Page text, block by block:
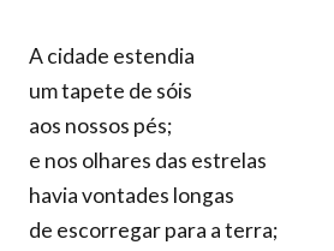
A cidade estendia
um tapete de sóis
aos nossos pés;
e nos olhares das estrelas
havia vontades longas
de escorregar para a terra;